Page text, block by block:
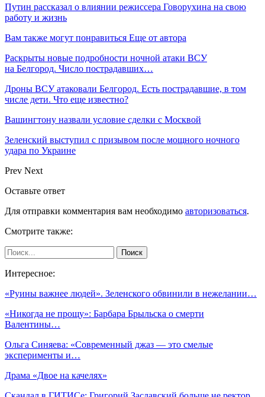
Путин рассказал о влиянии режиссера Говорухина на свою
работу и жизнь
Вам также могут понравиться Еще от автора
Раскрыты новые подробности ночной атаки ВСУ
на Белгород. Число пострадавших…
Дроны ВСУ атаковали Белгород. Есть пострадавшие, в том
числе дети. Что еще известно?
Вашингтону назвали условие сделки с Москвой
Зеленский выступил с призывом после мощного ночного
удара по Украине
Prev Next
Оставьте ответ
Для отправки комментария вам необходимо авторизоваться.
Смотрите также:
Интересное:
«Руины важнее людей». Зеленского обвинили в нежелании…
«Никогда не прощу»: Барбара Брыльска о смерти
Валентины…
Ольга Синяева: «Современный джаз — это смелые
эксперименты и…
Драма «Двое на качелях»